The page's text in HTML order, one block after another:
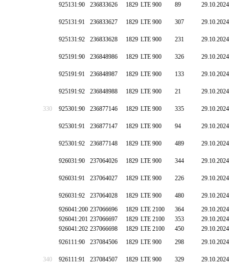
925131:90 236833626 1829 LTE 900 89 29.10.2024
925131:91 236833627 1829 LTE 900 307 29.10.2024
925131:92 236833628 1829 LTE 900 231 29.10.2024
925191:90 236848986 1829 LTE 900 326 29.10.2024
925191:91 236848987 1829 LTE 900 133 29.10.2024
925191:92 236848988 1829 LTE 900 21 29.10.2024
330 925301:90 236877146 1829 LTE 900 335 29.10.2024
925301:91 236877147 1829 LTE 900 94 29.10.2024
925301:92 236877148 1829 LTE 900 489 29.10.2024
926031:90 237064026 1829 LTE 900 344 29.10.2024
926031:91 237064027 1829 LTE 900 226 29.10.2024
926031:92 237064028 1829 LTE 900 480
29.10.2024
926041:200 237066696 1829 LTE 2100 364
29.10.2024
926041:201 237066697 1829 LTE 2100 353
29.10.2024
926041:202 237066698 1829 LTE 2100 450
29.10.2024
926111:90
237084506 1829 LTE 900 298 29.10.2024
340 926111:91 237084507 1829 LTE 900 329 29.10.2024